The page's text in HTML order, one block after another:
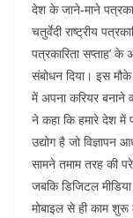
देश के जाने-माने
चतुर्वेदी राष्ट्रीय
पत्रकारिता सप्ताह’ के
संबोधन दिया। इस
में अपना करियर बनाने
ने कहा कि हमारे देश में
उद्योग है जो विज्ञापन
सामने तमाम तरह की
जबकि डिजिटल
मोबाइल से ही काम